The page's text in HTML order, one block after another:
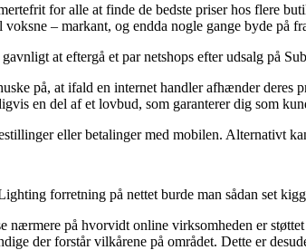
for alle at finde de bedste priser hos flere
voksne – markant, og endda nogle gange byde på
at eftergå et par netshops efter udsalg på
på, at ifald en internet handler afhænder
en del af et lovbud, som garanterer dig som
eller betalinger med mobilen. Alternativt
forretning på nettet burde man sådan set
nærmere på hvorvidt online virksomheden er
der forstår vilkårene på området. Dette er